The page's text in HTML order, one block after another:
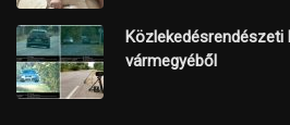
Közlekedésrendészeti
vármegyéből